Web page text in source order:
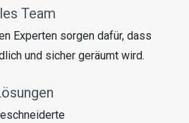
Team
Experten sorgen dafür, dass
und sicher geräumt wird.